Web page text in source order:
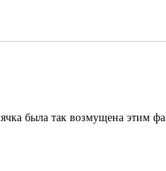
была так возмущена этим